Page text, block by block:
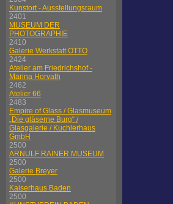
Kunstort - Ausstellungsraum
2401
MUSEUM DER
PHOTOGRAPHIE
2410
Galerie Werkstatt OTTO
2424
Atelier am Friedrichshof -
Marina Horvath
2462
Atelier 66
2483
Empire of Glass / Glasmuseum
„Die gläserne Burg“ /
Glasgalerie / Kuchlerhaus
GmbH
2500
ARNULF RAINER MUSEUM
2500
Galerie Breyer
2500
Kaiserhaus Baden
2500